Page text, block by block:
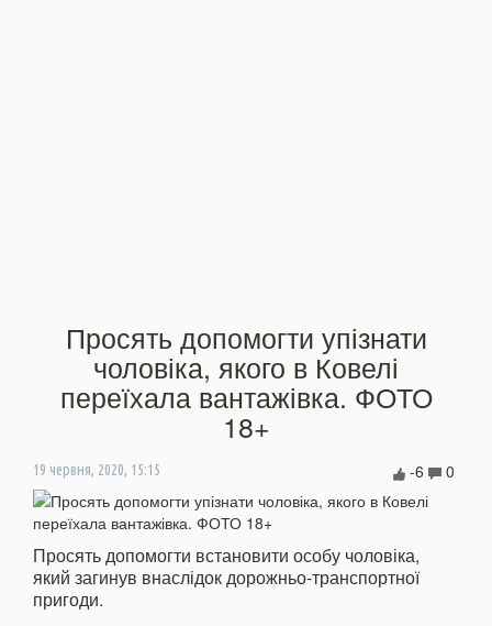
Просять допомогти упізнати
чоловіка, якого в Ковелі
переїхала вантажівка. ФОТО
18+
19 червня, 2020, 15:15 0
-6
Просять допомогти встановити особу чоловіка,
який загинув внаслідок дорожньо-транспортної
пригоди.